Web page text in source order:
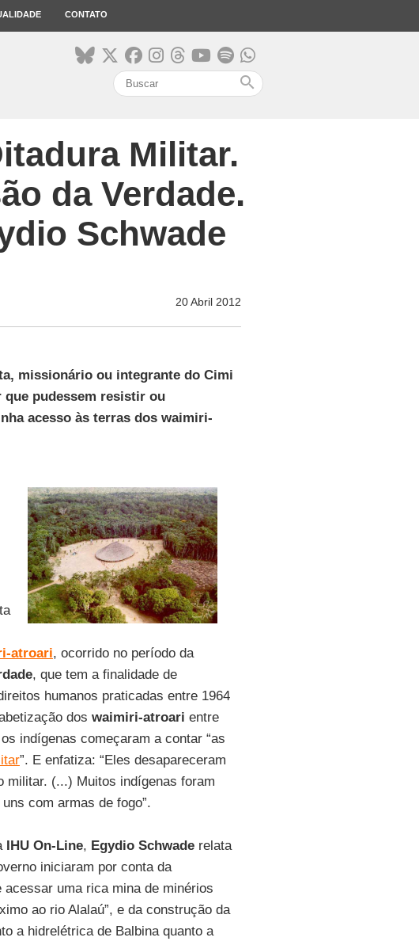
CONTATO
search
Militar.
da Verdade.
Schwade
20 Abril 2012
missionário ou integrante do Cimi
pudessem resistir ou
acesso às terras dos waimiri-
atroari, ocorrido no período da
, que tem a finalidade de
humanos praticadas entre 1964
dos waimiri-atroari entre
indígenas começaram a contar “as
”. E enfatiza: “Eles desapareceram
militar. (...) Muitos indígenas foram
com armas de fogo”.
IHU On-Line, Egydio Schwaderelata
iniciaram por conta da
acessar uma rica mina de minérios
ao rio Alalaú”, e da construção da
a hidrelétrica de Balbina quanto a